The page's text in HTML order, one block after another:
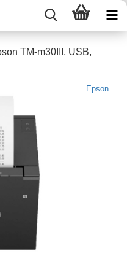
TM-​m30III, USB,
Epson